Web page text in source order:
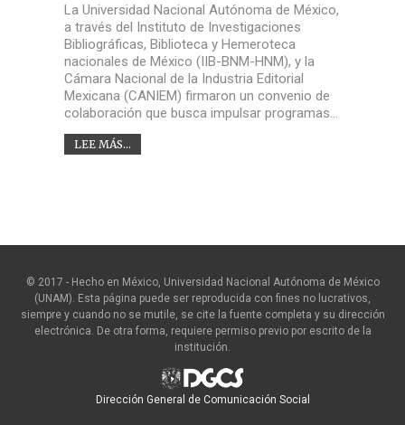
La Universidad Nacional Autónoma de México,
a través del Instituto de Investigaciones
Bibliográficas, Biblioteca y Hemeroteca
nacionales de México (IIB-BNM-HNM), y la
Cámara Nacional de la Industria Editorial
Mexicana (CANIEM) firmaron un convenio de
colaboración que busca impulsar programas…
LEE MÁS...
© 2017 - Hecho en México, Universidad Nacional Autónoma de México
(UNAM). Esta página puede ser reproducida con fines no lucrativos,
siempre y cuando no se mutile, se cite la fuente completa y su dirección
electrónica. De otra forma, requiere permiso previo por escrito de la
institución.
Dirección General de Comunicación Social